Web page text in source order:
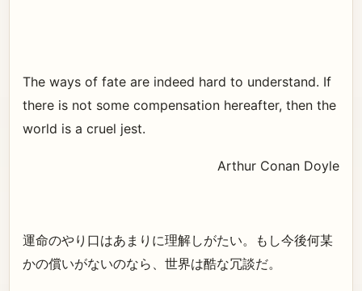
The ways of fate are indeed hard to understand. If
there is not some compensation hereafter, then the
world is a cruel jest.
Arthur Conan Doyle
運命のやり口はあまりに理解しがたい。もし今後何某
かの償いがないのなら、世界は酷な冗談だ。